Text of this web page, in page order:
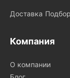
Доставка Подбор
Компания
О компании